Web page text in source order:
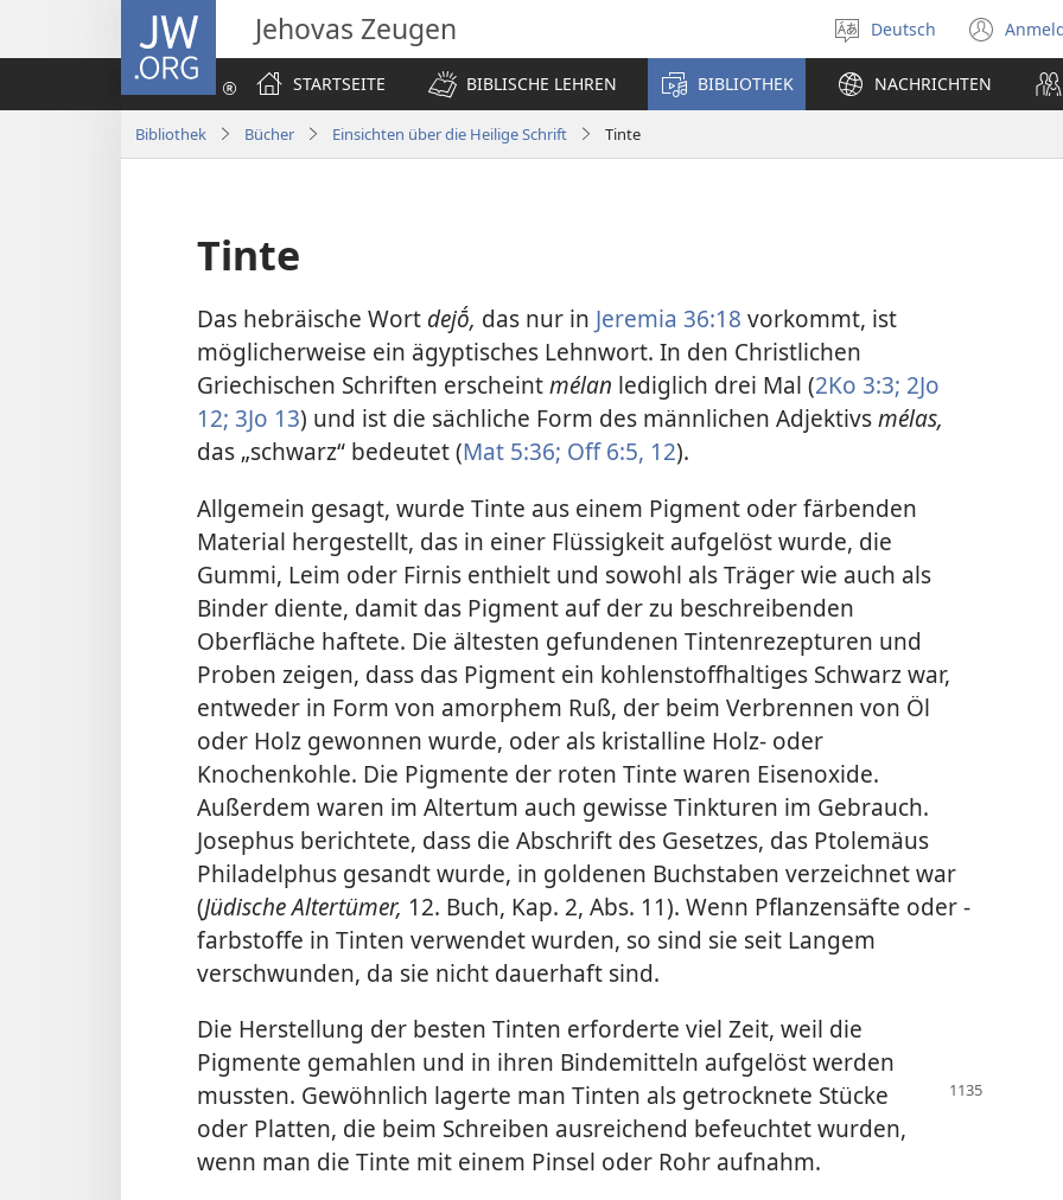
JW.ORG Jehovas Zeugen
Sprache
auswählen
Deutsch
STARTSEITE
BIBLISCHE LEHREN BIBLIOTHEK NACHRICHTEN
Bibliothek Bücher Einsichten über die Heilige Schrift Tinte
Tinte
Das hebräische Wort dejṓ, das nur in Jeremia 36:18 vorkommt, ist
möglicherweise ein ägyptisches Lehnwort. In den Christlichen
Griechischen Schriften erscheintmélan lediglich drei Mal (2Ko 3:3; 2Jo
12; 3Jo 13) und ist die sächliche Form des männlichen Adjektivsmélas,
das „schwarz“ bedeutet (Mat 5:36; Off 6:5, 12).
Allgemein gesagt, wurde Tinte aus einem Pigment oder färbenden
Material hergestellt, das in einer Flüssigkeit aufgelöst wurde, die
Gummi, Leim oder Firnis enthielt und sowohl als Träger wie auch als
Binder diente, damit das Pigment auf der zu beschreibenden
Oberfläche haftete. Die ältesten gefundenen Tintenrezepturen und
Proben zeigen, dass das Pigment ein kohlenstoffhaltiges Schwarz war,
entweder in Form von amorphem Ruß, der beim Verbrennen von Öl
oder Holz gewonnen wurde, oder als kristalline Holz- oder
Knochenkohle. Die Pigmente der roten Tinte waren Eisenoxide.
Außerdem waren im Altertum auch gewisse Tinkturen im Gebrauch.
Josephus berichtete, dass die Abschrift des Gesetzes, das Ptolemäus
Philadelphus gesandt wurde, in goldenen Buchstaben verzeichnet war
(Jüdische Altertümer, 12. Buch, Kap. 2, Abs. 11). Wenn Pflanzensäfte oder -
farbstoffe in Tinten verwendet wurden, so sind sie seit Langem
verschwunden, da sie nicht dauerhaft sind.
Die Herstellung der besten Tinten erforderte viel Zeit, weil die
Pigmente gemahlen und in ihren Bindemitteln aufgelöst werden
mussten. Gewöhnlich lagerte man Tinten als getrocknete Stücke
oder Platten, die beim Schreiben ausreichend befeuchtet wurden,
wenn man die Tinte mit einem Pinsel oder Rohr aufnahm.